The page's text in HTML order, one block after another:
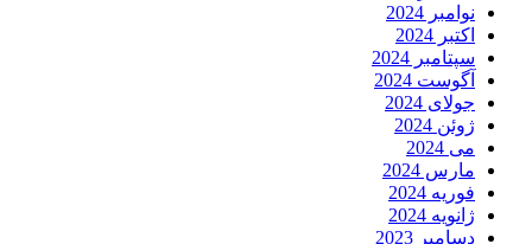
نوامبر 2024
اکتبر 2024
سپتامبر 2024
آگوست 2024
جولای 2024
ژوئن 2024
می 2024
مارس 2024
فوریه 2024
ژانویه 2024
دسامبر 2023